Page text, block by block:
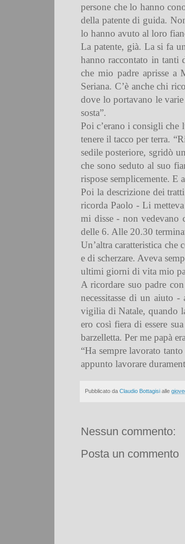
persone che lo hanno
della patente di guida.
lo hanno avuto al loro
La patente, già. La si fa
hanno raccontato in tanti
che mio padre aprisse a
Seriana. C’è anche chi
dove lo portavano le
sosta”.
Poi c’erano i consigli che
tenere il tacco per terra.
sedile posteriore, sgridò
che sono seduto al suo
rispose semplicemente. E
Poi la descrizione dei
ricorda Paolo - Li
mi disse - non vedevano
delle 6. Alle 20.30
Un’altra caratteristica
e di scherzare. Aveva
ultimi giorni di vita mio
A ricordare suo padre
necessitasse di un aiuto
vigilia di Natale, quando
ero così fiera di essere
barzelletta. Per me papà
“Ha sempre lavorato
appunto lavorare
Pubblicato da Claudio Bottagisi alle
Nessun commento:
Posta un commento